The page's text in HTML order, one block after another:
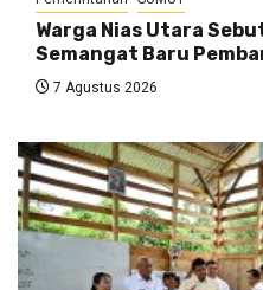
Warga Nias Utara
Semangat Baru
7 Agustus 2026